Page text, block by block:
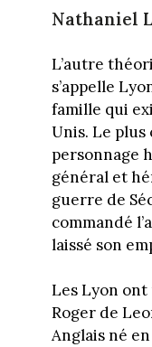
Nathaniel
L’autre
s’appelle
famille qui
Unis. Le plus
personnage
général et
guerre de
commandé
laissé son
Les Lyon
Roger de
Anglais né